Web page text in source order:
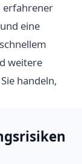
erfahrener
eine
weitere
handeln,